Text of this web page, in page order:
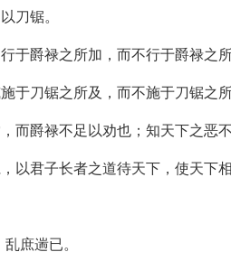
刀锯。
于爵禄之所加，而不行于爵禄之所
于刀锯之所及，而不施于刀锯之所
而爵禄不足以劝也；知天下之恶
以君子长者之道待天下，使天下
庶遄已。